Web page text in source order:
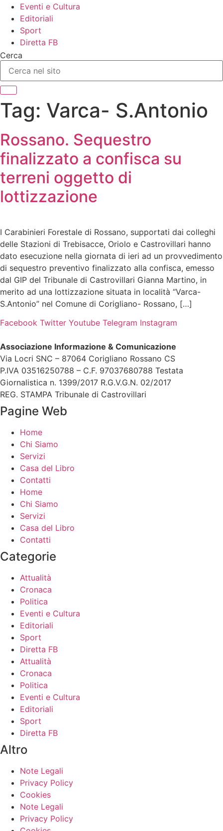
Eventi e Cultura
Editoriali
Sport
Diretta FB
Cerca
Tag: Varca- S.Antonio
Rossano. Sequestro
finalizzato a confisca su
terreni oggetto di
lottizzazione
I Carabinieri Forestale di Rossano, supportati dai colleghi
delle Stazioni di Trebisacce, Oriolo e Castrovillari hanno
dato esecuzione nella giornata di ieri ad un provvedimento
di sequestro preventivo finalizzato alla confisca, emesso
dal GIP del Tribunale di Castrovillari Gianna Martino, in
merito ad una lottizzazione situata in località “Varca-
S.Antonio” nel Comune di Corigliano- Rossano, […]
Facebook Twitter Youtube Telegram Instagram
Associazione Informazione & Comunicazione
Via Locri SNC – 87064 Corigliano Rossano CS
P.IVA 03516250788 – C.F. 97037680788 Testata
Giornalistica n. 1399/2017 R.G.V.G.N. 02/2017
REG. STAMPA Tribunale di Castrovillari
Pagine Web
Home
Chi Siamo
Servizi
Casa del Libro
Contatti
Home
Chi Siamo
Servizi
Casa del Libro
Contatti
Categorie
Attualità
Cronaca
Politica
Eventi e Cultura
Editoriali
Sport
Diretta FB
Attualità
Cronaca
Politica
Eventi e Cultura
Editoriali
Sport
Diretta FB
Altro
Note Legali
Privacy Policy
Cookies
Note Legali
Privacy Policy